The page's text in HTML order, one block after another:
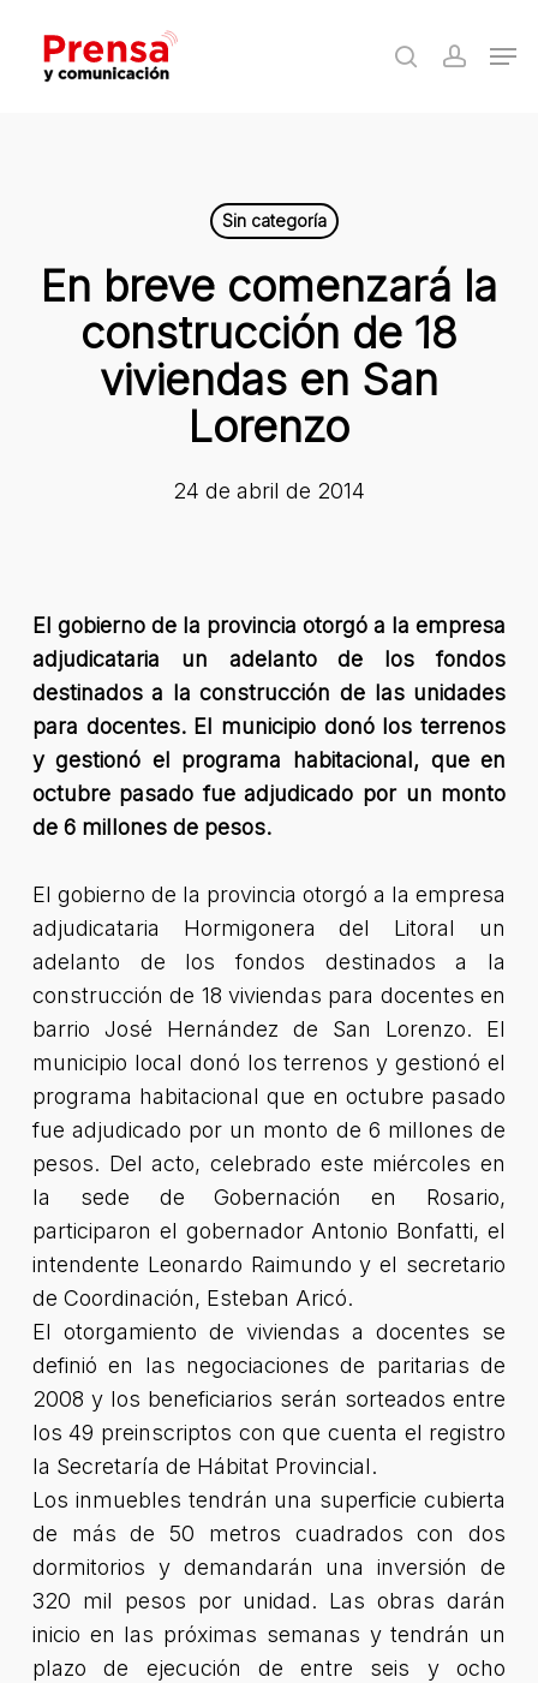
main
search
Sin categoría
En breve comenzará la
construcción de 18
viviendas en San
Lorenzo
24 de abril de 2014
El gobierno de la provincia otorgó a la empresa
adjudicataria un adelanto de los fondos
destinados a la construcción de las unidades
para docentes. El municipio donó los terrenos
y gestionó el programa habitacional, que en
octubre pasado fue adjudicado por un monto
de 6 millones de pesos.
El gobierno de la provincia otorgó a la empresa
adjudicataria Hormigonera del Litoral un
adelanto de los fondos destinados a la
construcción de 18 viviendas para docentes en
barrio José Hernández de San Lorenzo. El
municipio local donó los terrenos y gestionó el
programa habitacional que en octubre pasado
fue adjudicado por un monto de 6 millones de
pesos. Del acto, celebrado este miércoles en
la sede de Gobernación en Rosario,
participaron el gobernador Antonio Bonfatti, el
intendente Leonardo Raimundo y el secretario
de Coordinación, Esteban Aricó.
El otorgamiento de viviendas a docentes se
definió en las negociaciones de paritarias de
2008 y los beneficiarios serán sorteados entre
los 49 preinscriptos con que cuenta el registro
la Secretaría de Hábitat Provincial.
Los inmuebles tendrán una superficie cubierta
de más de 50 metros cuadrados con dos
dormitorios y demandarán una inversión de
320 mil pesos por unidad. Las obras darán
inicio en las próximas semanas y tendrán un
plazo de ejecución de entre seis y ocho